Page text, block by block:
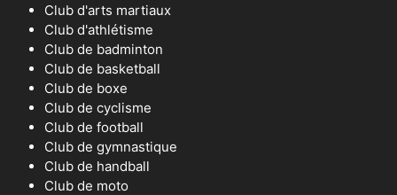
Club d'arts martiaux
Club d'athlétisme
Club de badminton
Club de basketball
Club de boxe
Club de cyclisme
Club de football
Club de gymnastique
Club de handball
Club de moto